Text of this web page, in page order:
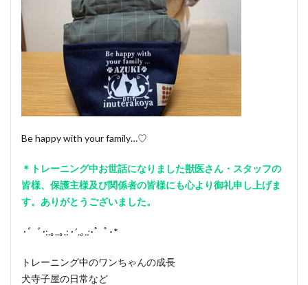
Be happy with your family…♡
＊トレーニング中お世話になりました獣医さん・スタッフの
皆様、保護主様及び関係者の皆様にも心より御礼申し上げま
す。ありがとうございました。
･゜ﾟ･:.｡..｡.: ･’ .｡.:･゜ﾟ･*
トレーニング中のワンちゃんの成長
犬寺子屋の日常など